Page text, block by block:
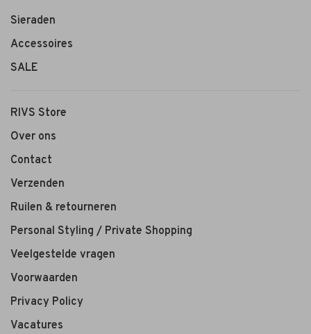
Sieraden
Accessoires
SALE
RIVS Store
Over ons
Contact
Verzenden
Ruilen & retourneren
Personal Styling / Private Shopping
Veelgestelde vragen
Voorwaarden
Privacy Policy
Vacatures